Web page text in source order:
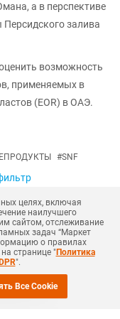
а в перспективе
залива
возможность
применяемых в
(EOR) в ОАЭ.
#SNF
на СУГ
целях, включая
наилучшего
сайтом, отслеживание
задач “Маркет
о правилах
странице "Политика
".
Все Cookie